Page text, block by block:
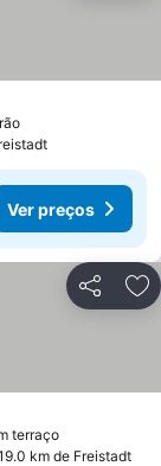
Ver preços
Partilhar
terraço
km de Freistadt